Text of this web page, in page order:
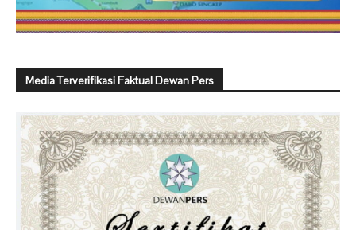
Media Terverifikasi Faktual Dewan Pers